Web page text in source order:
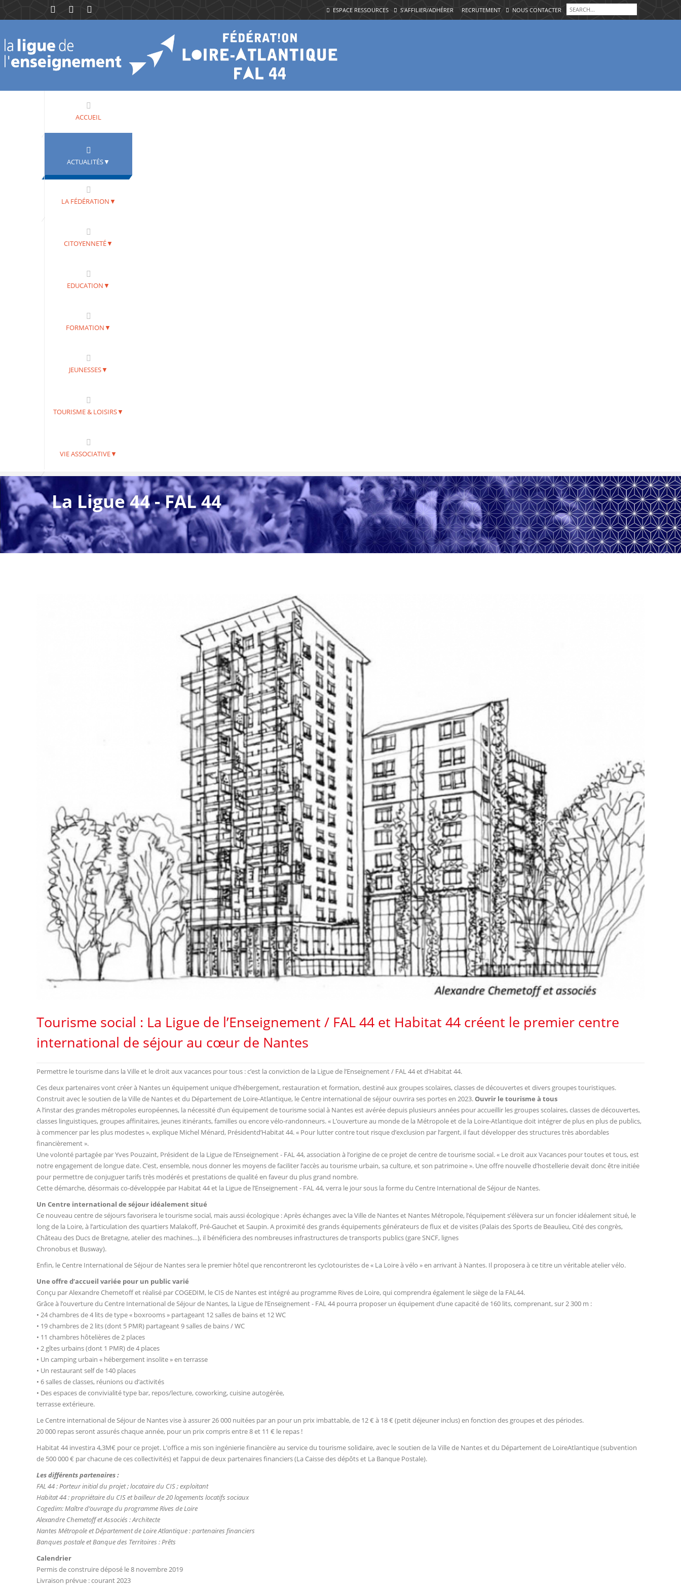
ESPACE RESSOURCES S'AFFILIER/ADHÉRER RECRUTEMENT NOUS CONTACTER
ACCUEIL
ACTUALITÉS▼
LA FÉDÉRATION▼
CITOYENNETÉ▼
Campagne Laïcité annuelle
Ressources Laïcité
Journée de formations-actions SECDLes actions du réseauCampagne de mobilisation
Podcast TMTC
Atelier-débat : LE VOTE ET VOUS
EDUCATION▼
Le CDAL 44
Nos interventions en milieu scolaire
Laïcité à l'école
Racisme et discriminations
Campagne - Liré
Ville - Nantes
Lutte contre le décrochage scolaire
Médiation par les pairs
Restauration scolaire
FORMATION▼
CQP Animateur.rice Sportif
BPJEPS MAPS éducateur.trice sportif.ve
BPJEPS ASEC - Animateur.trice socio-culturel
Catalogue Pause Méridienne
BAFA - Animateur.rice de colos
JEUNESSES▼
Junior Association
Portraits de volontaires
TOURISME & LOISIRS▼
En groupe à la Turmelière
Group'AVélo
En groupe en Pays de la Loire
Projet éducatif de la Ligue
UNAT Pays de la Loire
Aides au départ en vacancesDécouvrir Vacances Pour Tous
Réserver sa colo en ligne
Réserver ses vacances en ligne
VIE ASSOCIATIVE▼
Réseau sportif UFOLEPCRVA de Loire-Atlantique
Formations LFL
Devenir bénévole
Projections
La Ligue 44 - FAL 44
Tourisme social : La Ligue de l’Enseignement / FAL 44 et Habitat 44 créent le premier centre
international de séjour au cœur de Nantes
Permettre le tourisme dans la Ville et le droit aux vacances pour tous : c’est la conviction de la Ligue de l’Enseignement / FAL 44 et d’Habitat 44.
Ces deux partenaires vont créer à Nantes un équipement unique d’hébergement, restauration et formation, destiné aux groupes scolaires, classes de découvertes et divers groupes touristiques.
Construit avec le soutien de la Ville de Nantes et du Département de Loire-Atlantique, le Centre international de séjour ouvrira ses portes en 2023.Ouvrir le tourisme à tous
A l’instar des grandes métropoles européennes, la nécessité d’un équipement de tourisme social à Nantes est avérée depuis plusieurs années pour accueillir les groupes scolaires, classes de découvertes,
classes linguistiques, groupes affinitaires, jeunes itinérants, familles ou encore vélo-randonneurs. « L’ouverture au monde de la Métropole et de la Loire-Atlantique doit intégrer de plus en plus de publics,
à commencer par les plus modestes », explique Michel Ménard, Présidentd’Habitat 44. « Pour lutter contre tout risque d’exclusion par l’argent, il faut développer des structures très abordables
financièrement ».
Une volonté partagée par Yves Pouzaint, Président de la Ligue de l’Enseignement - FAL 44, association à l’origine de ce projet de centre de tourisme social. « Le droit aux Vacances pour toutes et tous, est
notre engagement de longue date. C’est, ensemble, nous donner les moyens de faciliter l’accès au tourisme urbain, sa culture, et son patrimoine ». Une offre nouvelle d’hostellerie devait donc être initiée
pour permettre de conjuguer tarifs très modérés et prestations de qualité en faveur du plus grand nombre.
Cette démarche, désormais co-développée par Habitat 44 et la Ligue de l’Enseignement - FAL 44, verra le jour sous la forme du Centre International de Séjour de Nantes.
Un Centre international de séjour idéalement situé
Ce nouveau centre de séjours favorisera le tourisme social, mais aussi écologique : Après échanges avec la Ville de Nantes et Nantes Métropole, l’équipement s’élèvera sur un foncier idéalement situé, le
long de la Loire, à l’articulation des quartiers Malakoff, Pré-Gauchet et Saupin. A proximité des grands équipements générateurs de flux et de visites (Palais des Sports de Beaulieu, Cité des congrès,
Château des Ducs de Bretagne, atelier des machines…), il bénéficiera des nombreuses infrastructures de transports publics (gare SNCF, lignes
Chronobus et Busway).
Enfin, le Centre International de Séjour de Nantes sera le premier hôtel que rencontreront les cyclotouristes de « La Loire à vélo » en arrivant à Nantes. Il proposera à ce titre un véritable atelier vélo.
Une offre d’accueil variée pour un public varié
Conçu par Alexandre Chemetoff et réalisé par COGEDIM, le CIS de Nantes est intégré au programme Rives de Loire, qui comprendra également le siège de la FAL44.
Grâce à l’ouverture du Centre International de Séjour de Nantes, la Ligue de l’Enseignement - FAL 44 pourra proposer un équipement d’une capacité de 160 lits, comprenant, sur 2 300 m :
• 24 chambres de 4 lits de type « boxrooms » partageant 12 salles de bains et 12 WC
• 19 chambres de 2 lits (dont 5 PMR) partageant 9 salles de bains / WC
• 11 chambres hôtelières de 2 places
• 2 gîtes urbains (dont 1 PMR) de 4 places
• Un camping urbain « hébergement insolite » en terrasse
• Un restaurant self de 140 places
• 6 salles de classes, réunions ou d’activités
• Des espaces de convivialité type bar, repos/lecture, coworking, cuisine autogérée,
terrasse extérieure.
Le Centre international de Séjour de Nantes vise à assurer 26 000 nuitées par an pour un prix imbattable, de 12 € à 18 € (petit déjeuner inclus) en fonction des groupes et des périodes.
20 000 repas seront assurés chaque année, pour un prix compris entre 8 et 11 € le repas !
Habitat 44 investira 4,3M€ pour ce projet. L’office a mis son ingénierie financière au service du tourisme solidaire, avec le soutien de la Ville de Nantes et du Département de LoireAtlantique (subvention
de 500 000 € par chacune de ces collectivités) et l’appui de deux partenaires financiers (La Caisse des dépôts et La Banque Postale).
Les différents partenaires :
FAL 44 : Porteur initial du projet ; locataire du CIS ; exploitant
Habitat 44 : propriétaire du CIS et bailleur de 20 logements locatifs sociaux
Cogedim: Maître d’ouvrage du programme Rives de Loire
Alexandre Chemetoff et Associés : Architecte
Nantes Métropole et Département de Loire Atlantique : partenaires financiers
Banques postale et Banque des Territoires : Prêts
Calendrier
Permis de construire déposé le 8 novembre 2019
Livraison prévue : courant 2023